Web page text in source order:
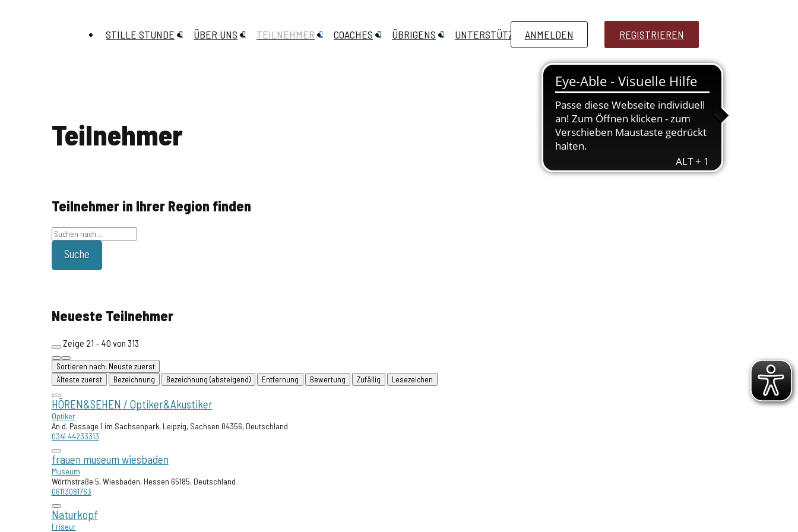
STILLE STUNDE ÜBER UNS TEILNEHMER COACHES ÜBRIGENS UNTERSTÜTZEN PRESSE
ANMELDEN REGISTRIEREN
Teilnehmer
Teilnehmer in Ihrer Region finden
Suche
Neueste Teilnehmer
Zeige 21 – 40 von 313
Sortieren nach: Neuste zuerst
Älteste zuerst
Bezeichnung Bezeichnung (absteigend) Entfernung Bewertung Zufällig Lesezeichen
HÖREN&SEHEN / Optiker&Akustiker
Optiker
An d. Passage 1 im Sachsenpark, Leipzig, Sachsen 04356, Deutschland
0341 44233313
frauen museum wiesbaden
Museum
Wörthstraße 5, Wiesbaden, Hessen 65185, Deutschland
06113081763
Naturkopf
Friseur